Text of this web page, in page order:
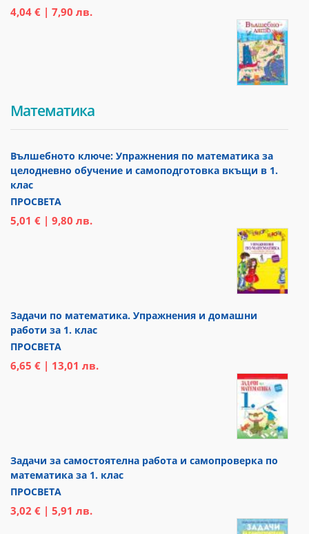
4,04 € | 7,90 лв.
Математика
Вълшебното ключе: Упражнения по математика за
целодневно обучение и самоподготовка вкъщи в 1.
клас
ПРОСВЕТА
5,01 € | 9,80 лв.
Задачи по математика. Упражнения и домашни
работи за 1. клас
ПРОСВЕТА
6,65 € | 13,01 лв.
Задачи за самостоятелна работа и самопроверка по
математика за 1. клас
ПРОСВЕТА
3,02 € | 5,91 лв.